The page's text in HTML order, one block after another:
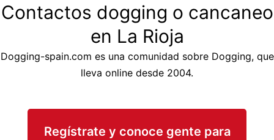
Contactos dogging o cancaneo
en La Rioja
Dogging-spain.com es una comunidad sobre Dogging, que
lleva online desde 2004.
Regístrate y conoce gente para